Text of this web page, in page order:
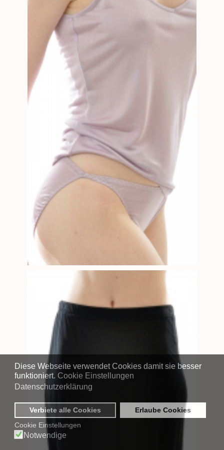
Diese Webseite verwendet Cookies damit sie besser
funktioniert. Cookie Einstellungen
Datenschutzerklärung
Verbiete alle Cookies
Erlaube Cookies
Cookie Einstellungen
Notwendige